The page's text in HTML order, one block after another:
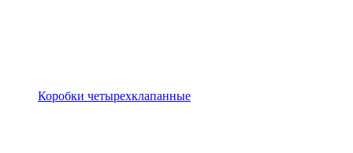
Коробки четырехклапанные